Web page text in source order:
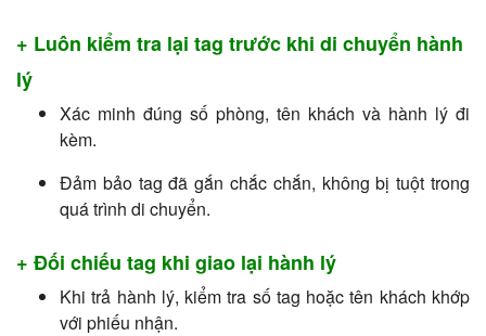
+ Luôn kiểm tra lại tag trước khi di chuyển hành
lý
Xác minh đúng số phòng, tên khách và hành lý đi
kèm.
Đảm bảo tag đã gắn chắc chắn, không bị tuột trong
quá trình di chuyển.
+ Đối chiếu tag khi giao lại hành lý
Khi trả hành lý, kiểm tra số tag hoặc tên khách khớp
với phiếu nhận.